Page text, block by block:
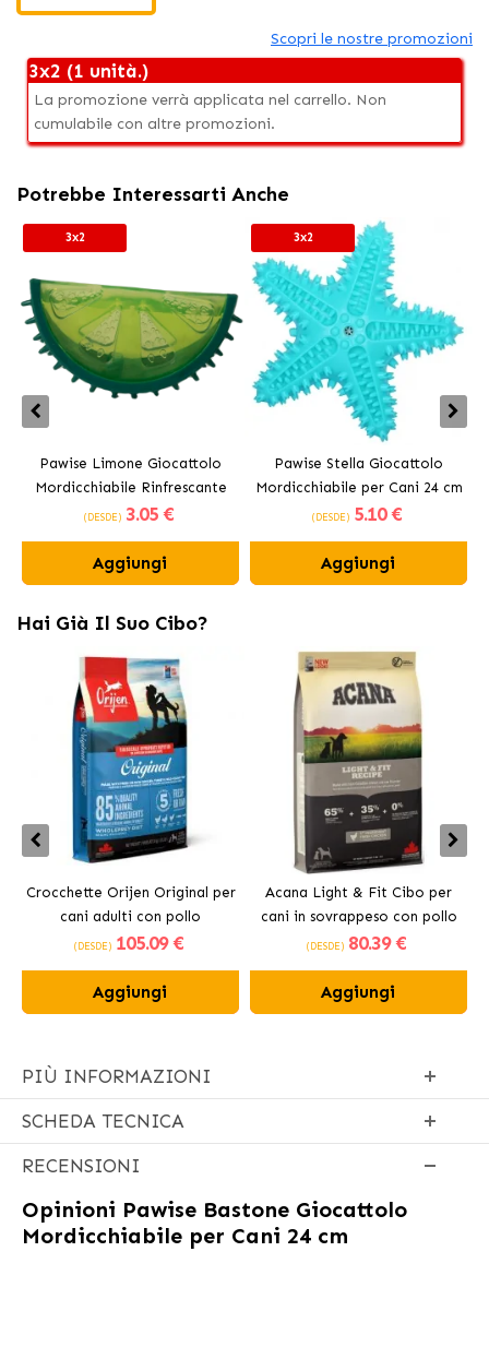
Scopri le nostre promozioni
3x2 (1 unità.)
La promozione verrà applicata nel carrello. Non
cumulabile con altre promozioni.
Potrebbe Interessarti Anche
3x2
Pawise Limone Giocattolo
Mordicchiabile Rinfrescante
per Cani 12 cm
(DESDE) 3.05 €
Aggiungi
3x2
Pawise Stella Giocattolo
Mordicchiabile per Cani 24 cm
(DESDE) 5.10 €
Aggiungi
Hai Già Il Suo Cibo?
Crocchette Orijen Original per
cani adulti con pollo
(DESDE) 105.09 €
Aggiungi
Acana Light & Fit Cibo per
cani in sovrappeso con pollo
fresco
(DESDE) 80.39 €
Aggiungi
PIÙ INFORMAZIONI
SCHEDA TECNICA
RECENSIONI
Opinioni Pawise Bastone Giocattolo
Mordicchiabile per Cani 24 cm